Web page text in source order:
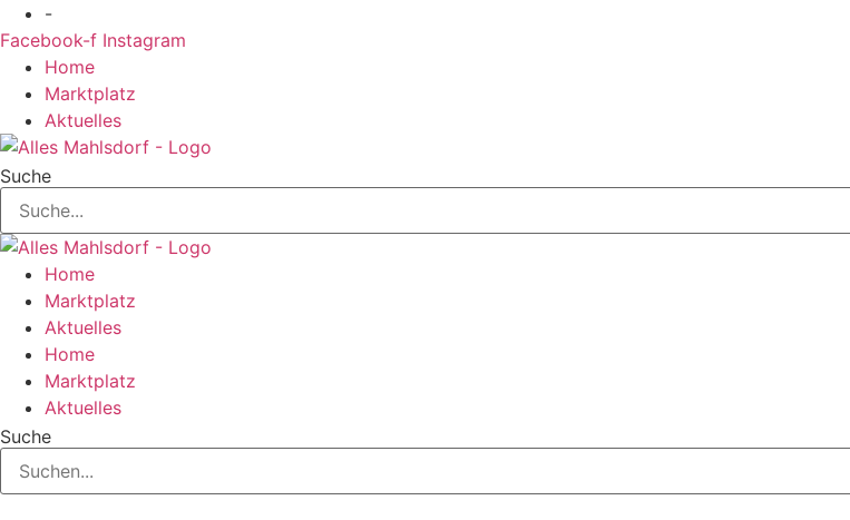
Zum
Inhalt
springen
-
Facebook-f Instagram
Home
Marktplatz
Aktuelles
Suche
Home
Marktplatz
Aktuelles
Home
Marktplatz
Aktuelles
Suche